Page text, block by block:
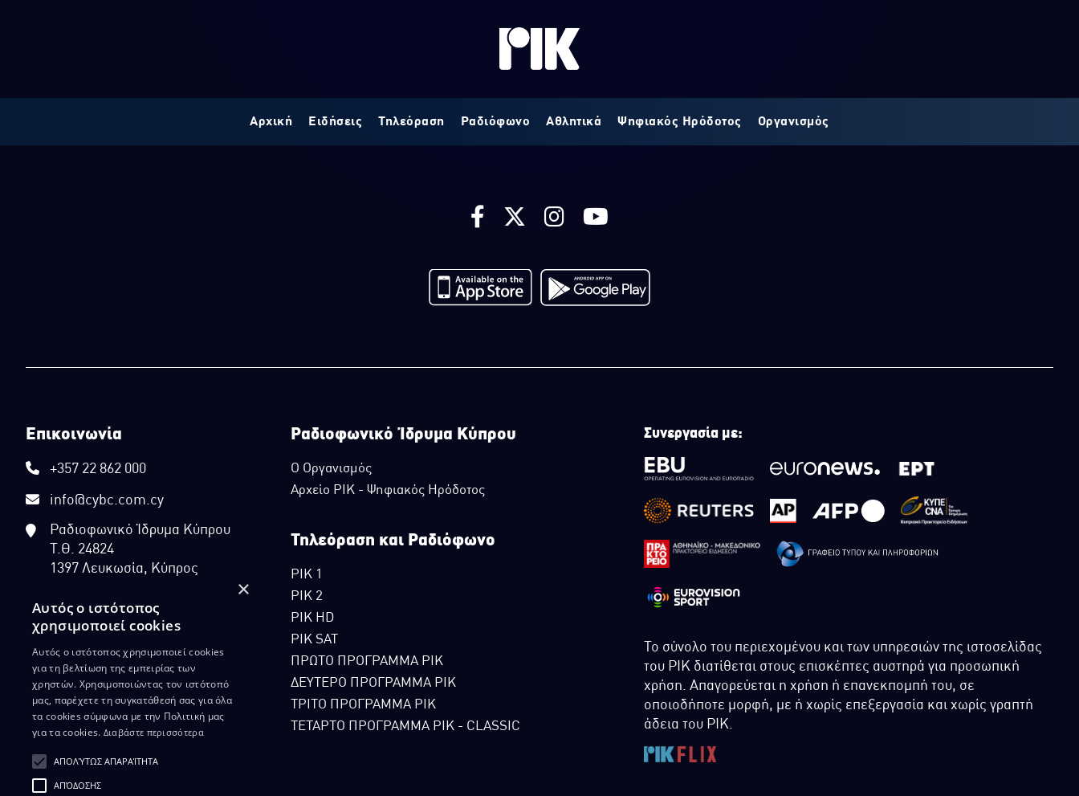
Αρχική Ειδήσεις Τηλεόραση Ραδιόφωνο Αθλητικά Ψηφιακός Ηρόδοτος Οργανισμός
Επικοινωνία
+357 22 862 000
info@cybc.com.cy
Ραδιοφωνικό Ίδρυμα Κύπρου
Τ.Θ. 24824
1397 Λευκωσία, Κύπρος
Ραδιοφωνικό Ίδρυμα Κύπρου
Ο Οργανισμός
Αρχείο ΡΙΚ - Ψηφιακός Ηρόδοτος
Τηλεόραση και Ραδιόφωνο
ΡΙΚ 1
ΡΙΚ 2
ΡΙΚ HD
ΡΙΚ SAT
ΠΡΩΤΟ ΠΡΟΓΡΑΜΜΑ ΡΙΚ
ΔΕΥΤΕΡΟ ΠΡΟΓΡΑΜΜΑ ΡΙΚ
ΤΡΙΤΟ ΠΡΟΓΡΑΜΜΑ ΡΙΚ
ΤΕΤΑΡΤΟ ΠΡΟΓΡΑΜΜΑ ΡΙΚ - CLASSIC
Συνεργασία με:
Το σύνολο του περιεχομένου και των υπηρεσιών της ιστοσελίδας
του ΡΙΚ διατίθεται στους επισκέπτες αυστηρά για προσωπική
χρήση. Απαγορεύεται η χρήση ή επανεκπομπή του, σε
οποιοδήποτε μορφή, με ή χωρίς επεξεργασία και χωρίς γραπτή
άδεια του ΡΙΚ.
×
Αυτός ο ιστότοπος
χρησιμοποιεί cookies
Αυτός ο ιστότοπος χρησιμοποιεί cookies
για τη βελτίωση της εμπειρίας των
χρηστών. Χρησιμοποιώντας τον ιστότοπό
μας, παρέχετε τη συγκατάθεσή σας για όλα
τα cookies σύμφωνα με την Πολιτική μας
για τα cookies. Διαβάστε περισσότερα
ΑΠΟΛΎΤΩΣ ΑΠΑΡΑΊΤΗΤΑ
ΑΠΌΔΟΣΗΣ